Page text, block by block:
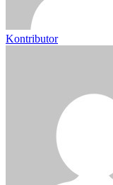
Kontributor